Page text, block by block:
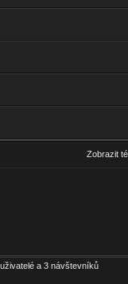
Zobrazit
a 3 návštevníků